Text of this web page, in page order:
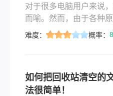
对于很多电脑用户来说
而喻。然而，由于各种
面文件，甚至清空了回
难度： 概率：
如何把回收站清空的
法很简单！